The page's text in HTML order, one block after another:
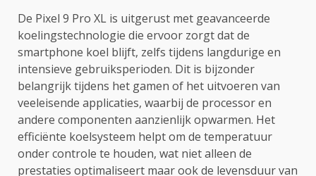
De Pixel 9 Pro XL is uitgerust met geavanceerde
koelingstechnologie die ervoor zorgt dat de
smartphone koel blijft, zelfs tijdens langdurige en
intensieve gebruiksperioden. Dit is bijzonder
belangrijk tijdens het gamen of het uitvoeren van
veeleisende applicaties, waarbij de processor en
andere componenten aanzienlijk opwarmen. Het
efficiënte koelsysteem helpt om de temperatuur
onder controle te houden, wat niet alleen de
prestaties optimaliseert maar ook de levensduur van